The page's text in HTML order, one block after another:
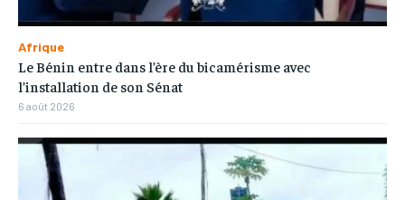
Afrique
Le Bénin entre dans l’ère du bicamérisme avec
l’installation de son Sénat
6 août 2026